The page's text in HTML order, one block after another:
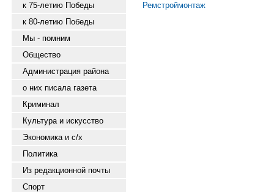
к 75-летию Победы
к 80-летию Победы
Мы - помним
Общество
Администрация района
о них писала газета
Криминал
Культура и искусство
Экономика и с/х
Политика
Из редакционной почты
Спорт
Ремстроймонтаж